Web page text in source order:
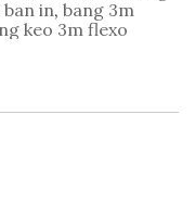
in, bang 3m
keo 3m flexo